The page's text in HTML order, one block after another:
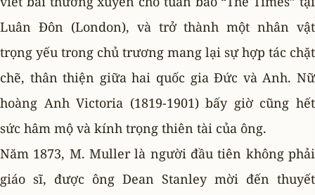
Luân Ðôn (London), và trở thành một nhân vật
trọng yếu trong chủ trương mang lại sự hợp tác chặt
chẽ, thân thiện giữa hai quốc gia Ðức và Anh. Nữ
hoàng Anh Victoria (1819-1901) bấy giờ cũng hết
sức hâm mộ và kính trọng thiên tài của ông.
Năm 1873, M. Muller là người đầu tiên không phải
giáo sĩ, được ông Dean Stanley mời đến thuyết